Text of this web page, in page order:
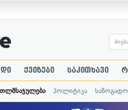
ქვიზები საკითხავი
პოლიტიკა